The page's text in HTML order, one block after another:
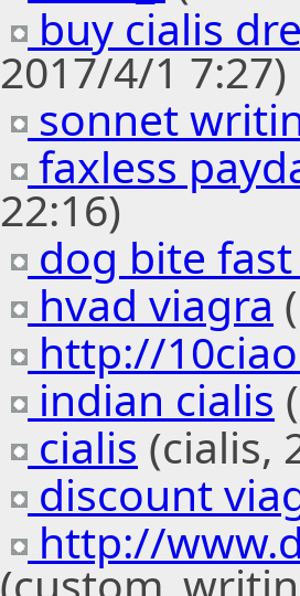
buy cialis
2017/4/1 7:27)
sonnet
faxless
22:16)
dog bite
hvad viagra
http://
indian cialis
cialis (cialis,
discount
http://